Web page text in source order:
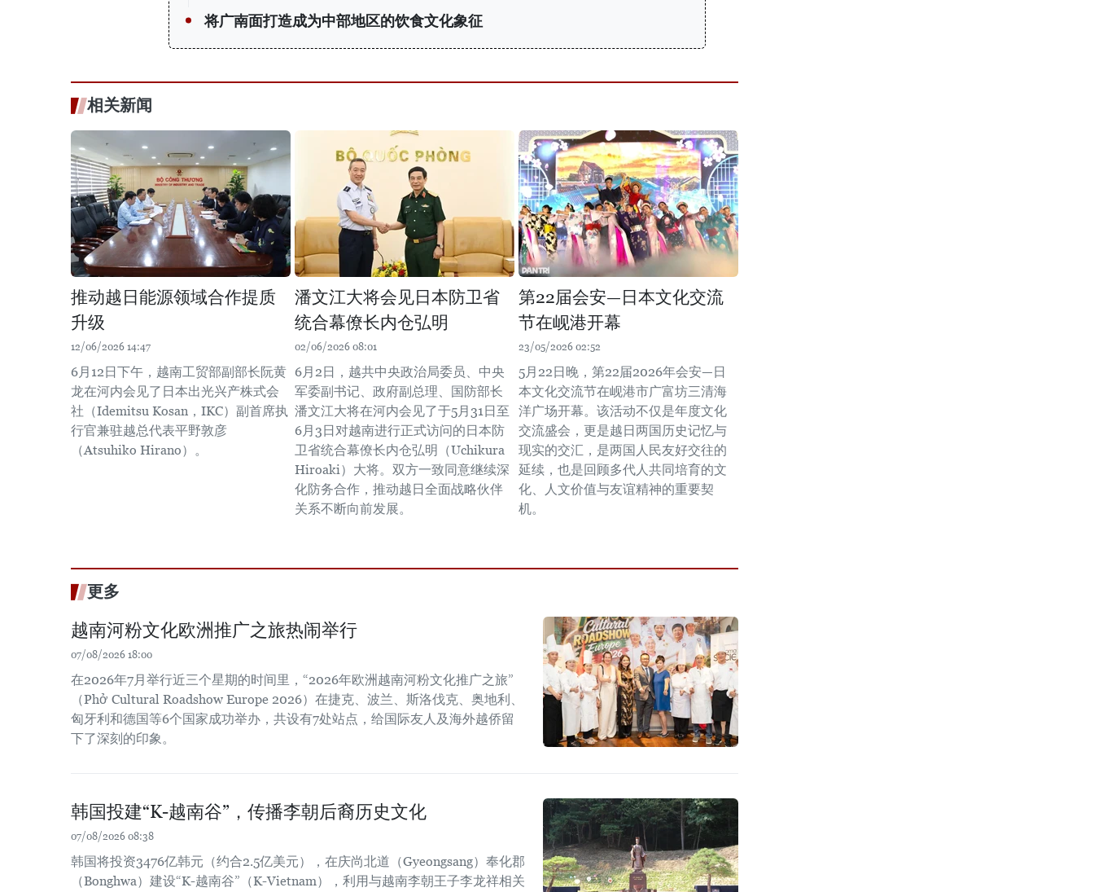
将广南面打造成为中部地区的饮食文化象征
相关新闻
推动越日能源领域合作提质
升级
12/06/2026 14:47
6月12日下午，越南工贸部副部长阮黄
龙在河内会见了日本出光兴产株式会
社（Idemitsu Kosan，IKC）副首席执
行官兼驻越总代表平野敦彦
（Atsuhiko Hirano）。
潘文江大将会见日本防卫省
统合幕僚长内仓弘明
02/06/2026 08:01
6月2日，越共中央政治局委员、中央
军委副书记、政府副总理、国防部长
潘文江大将在河内会见了于5月31日至
6月3日对越南进行正式访问的日本防
卫省统合幕僚长内仓弘明（Uchikura
Hiroaki）大将。双方一致同意继续深
化防务合作，推动越日全面战略伙伴
关系不断向前发展。
第22届会安—日本文化交流
节在岘港开幕
23/05/2026 02:52
5月22日晚，第22届2026年会安—日
本文化交流节在岘港市广富坊三清海
洋广场开幕。该活动不仅是年度文化
交流盛会，更是越日两国历史记忆与
现实的交汇，是两国人民友好交往的
延续，也是回顾多代人共同培育的文
化、人文价值与友谊精神的重要契
机。
更多
越南河粉文化欧洲推广之旅热闹举行
07/08/2026 18:00
在2026年7月举行近三个星期的时间里，“2026年欧洲越南河粉文化推广之旅”
（Phở Cultural Roadshow Europe 2026）在捷克、波兰、斯洛伐克、奥地利、
匈牙利和德国等6个国家成功举办，共设有7处站点，给国际友人及海外越侨留
下了深刻的印象。
韩国投建“K-越南谷”，传播李朝后裔历史文化
07/08/2026 08:38
韩国将投资3476亿韩元（约合2.5亿美元），在庆尚北道（Gyeongsang）奉化郡
（Bonghwa）建设“K-越南谷”（K-Vietnam），利用与越南李朝王子李龙祥相关